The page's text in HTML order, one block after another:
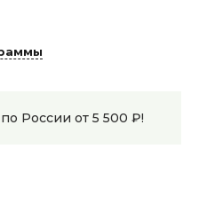
по России от 5 500 ₽!